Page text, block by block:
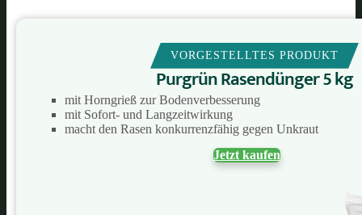
VORGESTELLTES PRODUKT
Purgrün Rasendünger 5 kg
mit Horngrieß zur Bodenverbesserung
mit Sofort- und Langzeitwirkung
macht den Rasen konkurrenzfähig gegen Unkraut
Jetzt kaufen